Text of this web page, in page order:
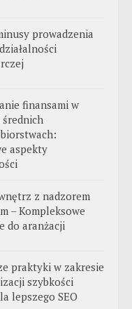
prowadzenia
finansami w
średnich
aspekty
z nadzorem
– Kompleksowe
do aranżacji
praktyki w zakresie
szybkości
lepszego SEO